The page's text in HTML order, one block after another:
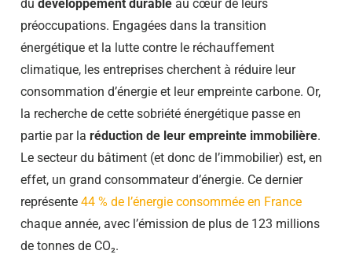
du développement durable au cœur de leurs
préoccupations. Engagées dans la transition
énergétique et la lutte contre le réchauffement
climatique, les entreprises cherchent à réduire leur
consommation d’énergie et leur empreinte carbone. Or,
la recherche de cette sobriété énergétique passe en
partie par la réduction de leur empreinte immobilière.
Le secteur du bâtiment (et donc de l’immobilier) est, en
effet, un grand consommateur d’énergie. Ce dernier
représente 44 % de l’énergie consommée en France
chaque année, avec l’émission de plus de 123 millions
de tonnes de CO₂.